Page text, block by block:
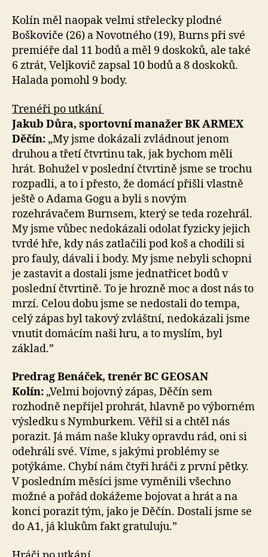
Kolín měl naopak velmi střelecky plodné
Boškoviče (26) a Novotného (19), Burns při své
premiéře dal 11 bodů a měl 9 doskoků, ale také
6 ztrát, Veljkovič zapsal 10 bodů a 8 doskoků.
Halada pomohl 9 body.
Trenéři po utkání
Jakub Důra, sportovní manažer BK ARMEX
Děčín: „My jsme dokázali zvládnout jenom
druhou a třetí čtvrtinu tak, jak bychom měli
hrát. Bohužel v poslední čtvrtině jsme se trochu
rozpadli, a to i přesto, že domácí přišli vlastně
ještě o Adama Gogu a byli s novým
rozehrávačem Burnsem, který se teda rozehrál.
My jsme vůbec nedokázali odolat fyzicky jejich
tvrdé hře, kdy nás zatlačili pod koš a chodili si
pro fauly, dávali i body. My jsme nebyli schopni
je zastavit a dostali jsme jednatřicet bodů v
poslední čtvrtině. To je hrozně moc a dost nás to
mrzí. Celou dobu jsme se nedostali do tempa,
celý zápas byl takový zvláštní, nedokázali jsme
vnutit domácím naši hru, a to myslím, byl
základ.”
Predrag Benáček, trenér BC GEOSAN
Kolín: „Velmi bojovný zápas, Děčín sem
rozhodně nepřijel prohrát, hlavně po výborném
výsledku s Nymburkem. Věřil si a chtěl nás
porazit. Já mám naše kluky opravdu rád, oni si
odehráli své. Víme, s jakými problémy se
potýkáme. Chybí nám čtyři hráči z první pětky.
V posledním měsíci jsme vyměnili všechno
možné a pořád dokážeme bojovat a hrát a na
konci porazit tým, jako je Děčín. Dostali jsme se
do A1, já klukům fakt gratuluju.”